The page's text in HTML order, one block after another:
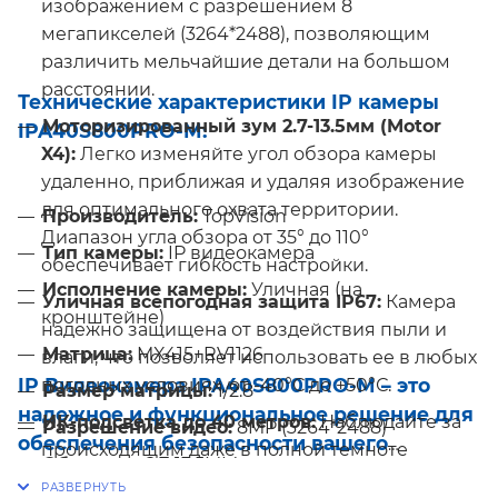
изображением с разрешением 8
мегапикселей (3264*2488), позволяющим
различить мельчайшие детали на большом
расстоянии.
Моторизированный зум 2.7-13.5мм (Motor
X4): Легко изменяйте угол обзора камеры
удаленно, приближая и удаляя изображение
для оптимального охвата территории.
Диапазон угла обзора от 35° до 110°
обеспечивает гибкость настройки.
Уличная всепогодная защита IP67: Камера
надежно защищена от воздействия пыли и
влаги, что позволяет использовать ее в любых
погодных условиях, от -40°С до +50°С.
ИК-подсветка до 40 метров:Наблюдайте за
происходящим даже в полной темноте
благодаря встроенной ИК-подсветке,
Технические характеристики IP камеры
IPA40S800PRO-M:
Производитель:TopVision
Тип камеры: IP видеокамера
Исполнение камеры: Уличная (на
кронштейне)
Матрица:MX415+RV1126
Размер матрицы:1/2.8
Разрешение видео:8MP (3264*2488)
Объектив:
2.7-13.5MM motor zoom
IP Видеокамера IPA40S800PRO-M– это
надежное и функциональное решение для
обеспечения безопасности вашего